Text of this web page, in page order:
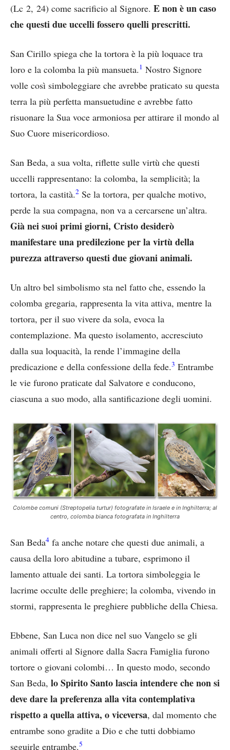
(Lc 2, 24) come sacrificio al Signore. E non è un caso
che questi due uccelli fossero quelli prescritti.
San Cirillo spiega che la tortora è la più loquace tra
loro e la colomba la più mansueta.1 Nostro Signore
volle così simboleggiare che avrebbe praticato su questa
terra la più perfetta mansuetudine e avrebbe fatto
risuonare la Sua voce armoniosa per attirare il mondo al
Suo Cuore misericordioso.
San Beda, a sua volta, riflette sulle virtù che questi
uccelli rappresentano: la colomba, la semplicità; la
tortora, la castità.2 Se la tortora, per qualche motivo,
perde la sua compagna, non va a cercarsene un’altra.
Già nei suoi primi giorni, Cristo desiderò
manifestare una predilezione per la virtù della
purezza attraverso questi due giovani animali.
Un altro bel simbolismo sta nel fatto che, essendo la
colomba gregaria, rappresenta la vita attiva, mentre la
tortora, per il suo vivere da sola, evoca la
contemplazione. Ma questo isolamento, accresciuto
dalla sua loquacità, la rende l’immagine della
predicazione e della confessione della fede.3 Entrambe
le vie furono praticate dal Salvatore e conducono,
ciascuna a suo modo, alla santificazione degli uomini.
Colombe comuni (Streptopelia turtur) fotografate in Israele e in Inghilterra; al
centro, colomba bianca fotografata in Inghilterra
San Beda4 fa anche notare che questi due animali, a
causa della loro abitudine a tubare, esprimono il
lamento attuale dei santi. La tortora simboleggia le
lacrime occulte delle preghiere; la colomba, vivendo in
stormi, rappresenta le preghiere pubbliche della Chiesa.
Ebbene, San Luca non dice nel suo Vangelo se gli
animali offerti al Signore dalla Sacra Famiglia furono
tortore o giovani colombi… In questo modo, secondo
San Beda, lo Spirito Santo lascia intendere che non si
deve dare la preferenza alla vita contemplativa
rispetto a quella attiva, o viceversa, dal momento che
entrambe sono gradite a Dio e che tutti dobbiamo
seguirle entrambe.5